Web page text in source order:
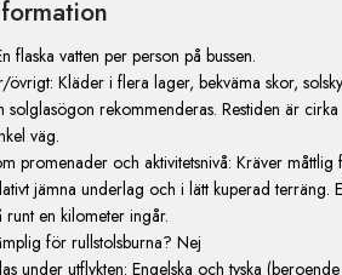
flaska vatten per person på bussen.
övrigt: Kläder i flera lager, bekväma skor,
solglasögon rekommenderas. Restiden är cirka
väg.
promenader och aktivitetsnivå: Kräver måttlig
jämna underlag och i lätt kuperad terräng.
en kilometer ingår.
för rullstolsburna? Nej
under utflykten: Engelska och tyska